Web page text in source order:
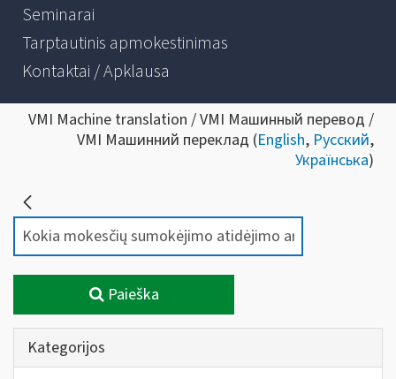
Seminarai
Tarptautinis apmokestinimas
Kontaktai / Apklausa
VMI Machine translation / VMI Машинный перевод /
VMI Машинний переклад (English, Русский,
Українська)
Paieška
Kategorijos